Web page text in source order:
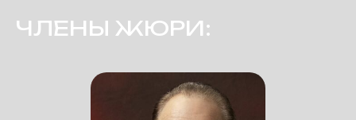
ЧЛЕНЫ ЖЮРИ: